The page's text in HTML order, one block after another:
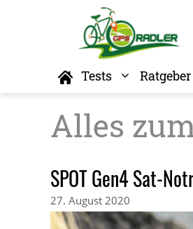
Home
Tests Ratgeber
SPOT Gen4 Sat-
27. August 2020